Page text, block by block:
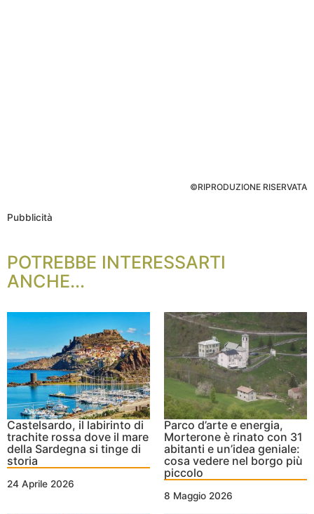
©RIPRODUZIONE RISERVATA
Pubblicità
POTREBBE INTERESSARTI
ANCHE...
Castelsardo, il labirinto di
trachite rossa dove il mare
della Sardegna si tinge di
storia
24 Aprile 2026
Parco d’arte e energia,
Morterone è rinato con 31
abitanti e un’idea geniale:
cosa vedere nel borgo più
piccolo
8 Maggio 2026